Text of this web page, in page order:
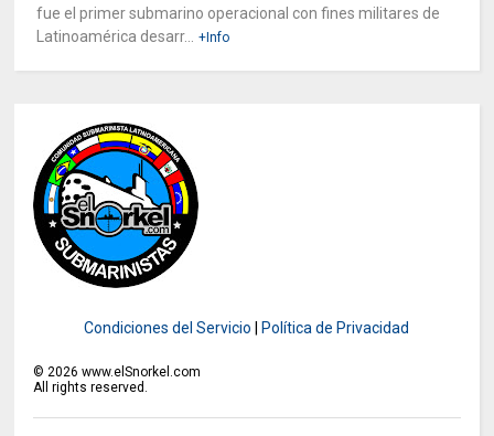
fue el primer submarino operacional con fines militares de
Latinoamérica desarr...
+Info
Condiciones del Servicio Política de Privacidad
© 2026 www.elSnorkel.com
All rights reserved.